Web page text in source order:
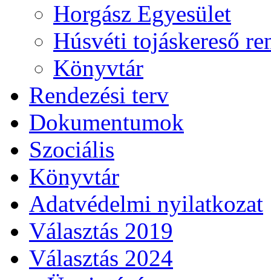
Horgász Egyesület
Húsvéti tojáskereső
Könyvtár
Rendezési terv
Dokumentumok
Szociális
Könyvtár
Adatvédelmi nyilatkozat
Választás 2019
Választás 2024